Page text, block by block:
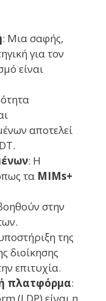
: Μια σαφής,
για τον
είναι
αποτελεί
: Η
τα MIMs+
στην
της
διοίκησης
επιτυχία.
πλατφόρμα:
(LDP) είναι η